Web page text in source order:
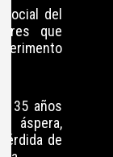
del
que
35 años
áspera,
de